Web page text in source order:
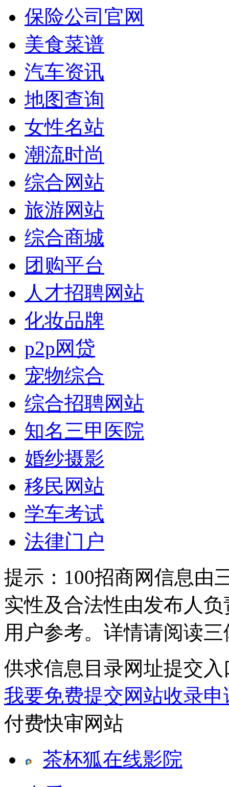
保险公司官网
美食菜谱
汽车资讯
地图查询
女性名站
潮流时尚
综合网站
旅游网站
综合商城
团购平台
人才招聘网站
化妆品牌
p2p网贷
宠物综合
综合招聘网站
知名三甲医院
婚纱摄影
移民网站
学车考试
法律门户
提示： 100招商网信息由
实性及合法性由发布人
用户参考。详情请阅读
供求信息目录网址提交入
我要免费提交网站收录申
付费快审网站
茶杯狐在线影院